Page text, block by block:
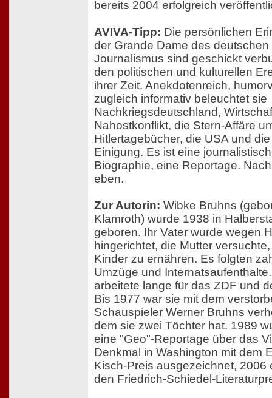
bereits 2004 erfolgreich
AVIVA-Tipp: Die persönlichen
der Grande Dame des deutschen
Journalismus sind geschickt
den politischen und kulturellen
ihrer Zeit. Anekdotenreich,
zugleich informativ beleuchtet sie
Nachkriegsdeutschland,
Nahostkonflikt, die Stern-Affäre
Hitlertagebücher, die USA und
Einigung. Es ist eine
Biographie, eine Reportage.
eben.
Zur Autorin: Wibke Bruhns
Klamroth) wurde 1938 in
geboren. Ihr Vater wurde wegen
hingerichtet, die Mutter
Kinder zu ernähren. Es folgten
Umzüge und
arbeitete lange für das ZDF und
Bis 1977 war sie mit dem
Schauspieler Werner Bruhns
dem sie zwei Töchter hat. 1989
eine "Geo"-Reportage über das
Denkmal in Washington mit dem
Kisch-Preis ausgezeichnet, 2006
den Friedrich-Schiedel-